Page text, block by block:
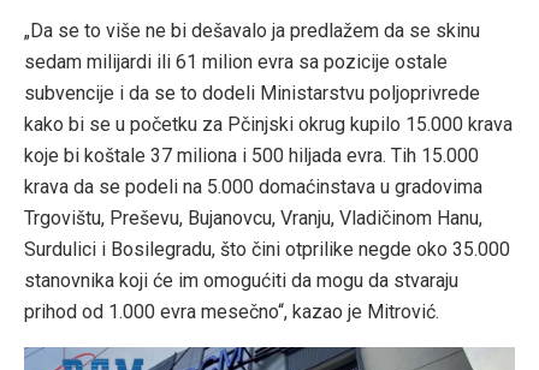
„Da se to više ne bi dešavalo ja predlažem da se skinu
sedam milijardi ili 61 milion evra sa pozicije ostale
subvencije i da se to dodeli Ministarstvu poljoprivrede
kako bi se u početku za Pčinjski okrug kupilo 15.000 krava
koje bi koštale 37 miliona i 500 hiljada evra. Tih 15.000
krava da se podeli na 5.000 domaćinstava u gradovima
Trgovištu, Preševu, Bujanovcu, Vranju, Vladičinom Hanu,
Surdulici i Bosilegradu, što čini otprilike negde oko 35.000
stanovnika koji će im omogućiti da mogu da stvaraju
prihod od 1.000 evra mesečno“, kazao je Mitrović.